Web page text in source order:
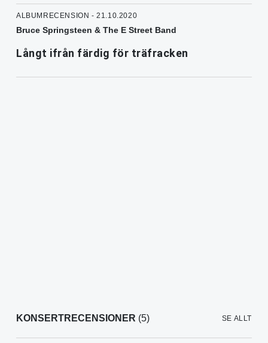
ALBUMRECENSION - 21.10.2020
Bruce Springsteen & The E Street Band
Långt ifrån färdig för träfracken
KONSERTRECENSIONER (5) SE ALLT